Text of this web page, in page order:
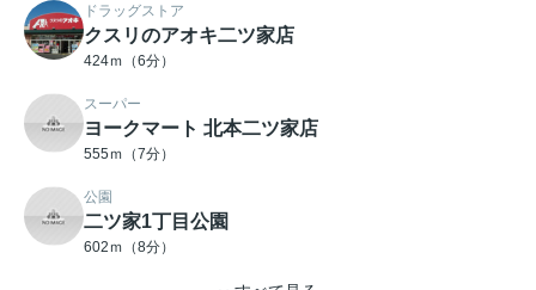
ドラッグストア
クスリのアオキ二ツ家店
424ｍ（6分）
スーパー
ヨークマート 北本二ツ家店
555ｍ（7分）
公園
二ツ家1丁目公園
602ｍ（8分）